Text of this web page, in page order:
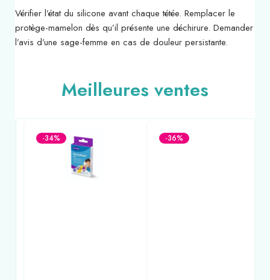
Vérifier l’état du silicone avant chaque tétée. Remplacer le
protège-mamelon dès qu’il présente une déchirure. Demander
l’avis d’une sage-femme en cas de douleur persistante.
Meilleures ventes
-34% -36%